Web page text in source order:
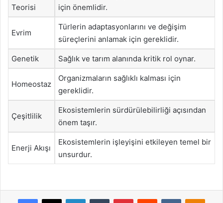
Teorisi
için önemlidir.
Evrim
Türlerin adaptasyonlarını ve değişim
süreçlerini anlamak için gereklidir.
Genetik Sağlık ve tarım alanında kritik rol oynar.
Homeostaz
Organizmaların sağlıklı kalması için
gereklidir.
Çeşitlilik
Ekosistemlerin sürdürülebilirliği açısından
önem taşır.
Enerji Akışı
Ekosistemlerin işleyişini etkileyen temel bir
unsurdur.
Facebook
X LinkedInTumblr PinterestReddit VKontakte